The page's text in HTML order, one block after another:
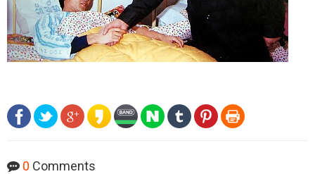
0 Comments